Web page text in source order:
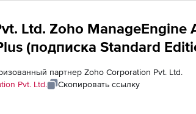
Ltd. Zoho ManageEngine
(подписка Standard
/ Office365 Mailboxes
партнер Zoho Corporation Pvt. Ltd.
Pvt. Ltd. Скопировать ссылку